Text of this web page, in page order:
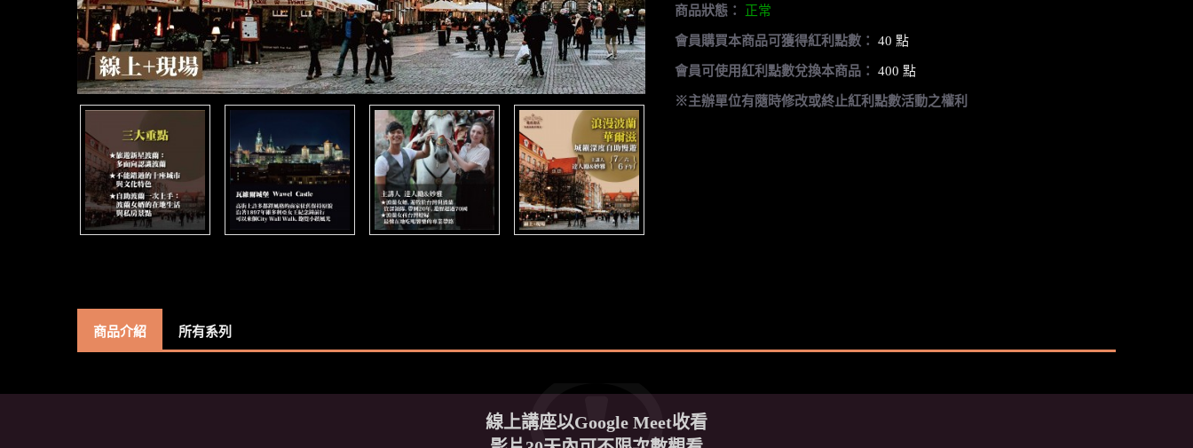
商品狀態： 正常
會員購買本商品可獲得紅利點數： 40 點
會員可使用紅利點數兌換本商品： 400 點
※主辦單位有隨時修改或終止紅利點數活動之權利
商品介紹 所有系列
線上講座以Google Meet收看